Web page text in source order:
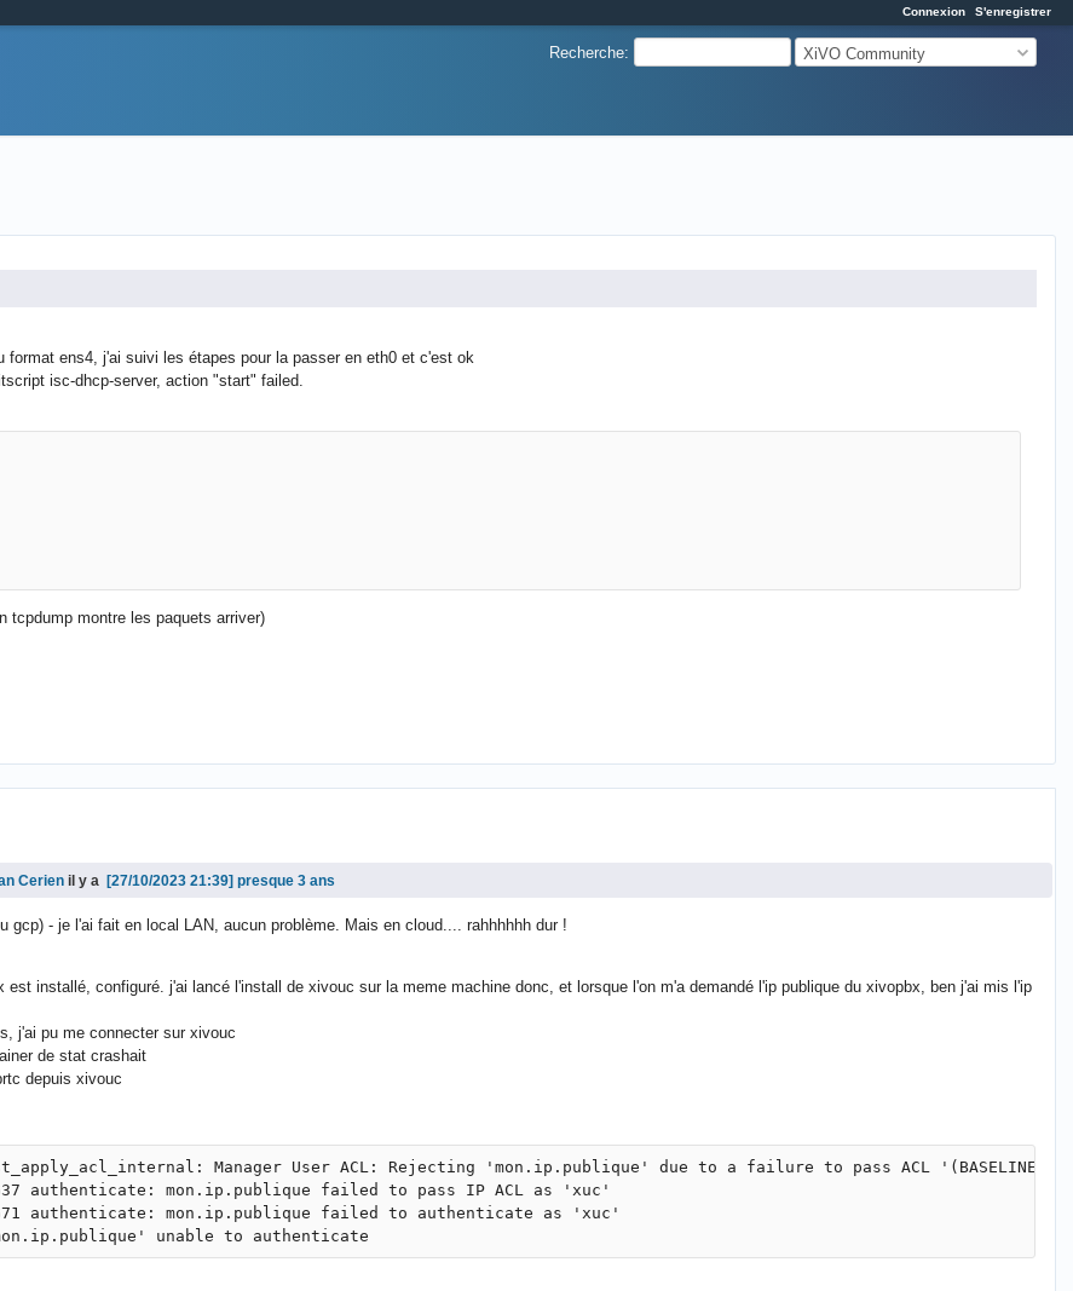
Connexion S'enregistrer
Recherche: XiVO Community
ens4, j'ai suivi les étapes pour la passer en eth0 et c'est ok
isc-dhcp-server, action "start" failed.
tcpdump montre les paquets arriver)
Cerien il y a presque 3 ans
- je l'ai fait en local LAN, aucun problème. Mais en cloud.... rahhhhhh dur !
installé, configuré. j'ai lancé l'install de xivouc sur la meme machine donc, et lorsque l'on m'a demandé l'ip publique du xivopbx, ben j'ai mis l'ip
j'ai pu me connecter sur xivouc
de stat crashait
depuis xivouc
Manager User ACL: Rejecting 'mon.ip.publique' due to a failure to pass ACL '(BASELINE)'
authenticate: mon.ip.publique failed to pass IP ACL as 'xuc'
authenticate: mon.ip.publique failed to authenticate as 'xuc'